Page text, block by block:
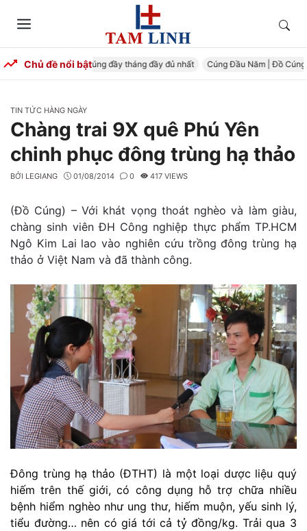
Menu
Tìm
Chủ đề nổi bật
Đầy Tháng – Mâm cúng đầy tháng đầy đủ nhất Cúng Đầu Năm | Đồ Cúng
CATEGORIES
TIN TỨC HÀNG NGÀY
Chàng trai 9X quê Phú Yên
chinh phục đông trùng hạ thảo
BỞI LEGIANG 01/08/2014 0 417 VIEWS
(Đồ Cúng) – Với khát vọng thoát nghèo và làm giàu,
chàng sinh viên ĐH Công nghiệp thực phẩm TP.HCM
Ngô Kim Lai lao vào nghiên cứu trồng đông trùng hạ
thảo ở Việt Nam và đã thành công.
Đông trùng hạ thảo (ĐTHT) là một loại dược liệu quý
hiếm trên thế giới, có công dụng hỗ trợ chữa nhiều
bệnh hiểm nghèo như ung thư, hiếm muộn, yếu sinh lý,
tiểu đường… nên có giá tới cả tỷ đồng/kg. Trải qua 3